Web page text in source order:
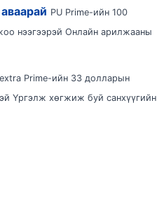
PU Prime-ийн 100
нээгээрэй Онлайн арилжааны
Prime-ийн 33 долларын
Үргэлж хөгжиж буй санхүүгийн